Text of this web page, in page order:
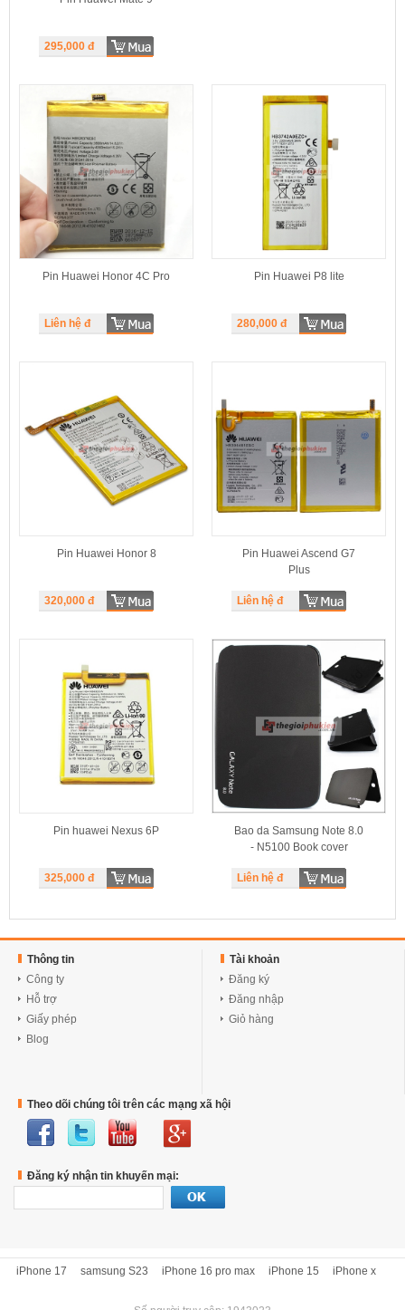
295,000đ
Pin Huawei Honor 4C Pro
Liên hệ đ
Pin Huawei P8 lite
280,000đ
Pin Huawei Honor 8
320,000đ
Pin Huawei Ascend G7
Plus
Liên hệ đ
Pin huawei Nexus 6P
325,000đ
Bao da Samsung Note 8.0
- N5100 Book cover
Liên hệ đ
Thông tin
Công ty
Hỗ trợ
Giấy phép
Blog
Tài khoản
Đăng ký
Đăng nhập
Giỏ hàng
Theo dõi chúng tôi trên các mạng xã hội
Đăng ký nhận tin khuyến mại:
iPhone 17 samsung S23 iPhone 16 pro max iPhone 15 iPhone x